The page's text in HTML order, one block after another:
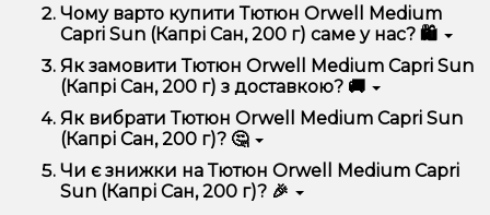
Тютюн Orwell Medium Capri Sun (Капрі Сан, 200 г)
відрізняється високою якістю, зручністю
використання та надійністю.
Чому варто купити Тютюн Orwell Medium
Capri Sun (Капрі Сан, 200 г) саме у нас? 🛍️
Ми пропонуємо тільки оригінальну продукцію,
широкий асортимент, вигідні ціни та швидку
доставку. Крім того, у нас регулярні акції та знижки
для клієнтів!
Як замовити Тютюн Orwell Medium Capri Sun
(Капрі Сан, 200 г) з доставкою? 🚚
Оформити замовлення можна в кілька кліків:
Додайте Тютюн Orwell Medium Capri Sun
(Капрі Сан, 200 г) до кошика.
Перейдіть до оформлення замовлення.
Як вибрати Тютюн Orwell Medium Capri Sun
(Капрі Сан, 200 г)? 🤔
Вибір залежить від ваших уподобань – наприклад,
якщо це кальян, враховуйте розмір, матеріал та тип
чаші, якщо вейп – потужність та смак. Наші
Чи є знижки на Тютюн Orwell Medium Capri
Sun (Капрі Сан, 200 г)? 🎉